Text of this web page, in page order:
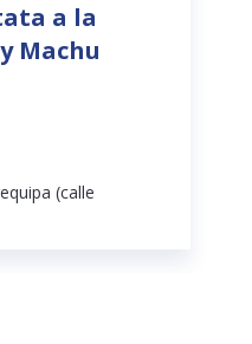
a la
Machu
(calle